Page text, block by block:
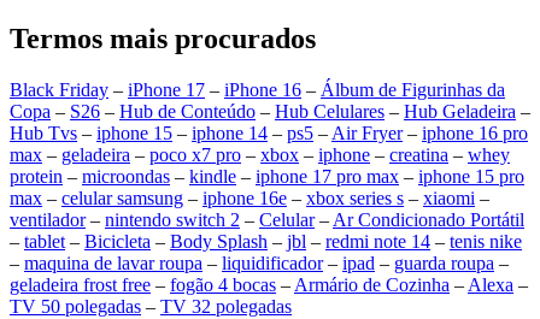
Termos mais procurados
Black Friday – iPhone 17 – iPhone 16 – Álbum de Figurinhas da
Copa – S26 – Hub de Conteúdo – Hub Celulares – Hub Geladeira –
Hub Tvs – iphone 15 – iphone 14 – ps5 – Air Fryer– iphone 16 pro
max – geladeira – poco x7 pro – xbox – iphone – creatina – whey
protein – microondas – kindle – iphone 17 pro max – iphone 15 pro
max – celular samsung – iphone 16e – xbox series s – xiaomi –
ventilador– nintendo switch 2 – Celular– Ar Condicionado Portátil
– tablet – Bicicleta – Body Splash – jbl – redmi note 14 – tenis nike
– maquina de lavar roupa – liquidificador– ipad – guarda roupa –
geladeira frost free – fogão 4 bocas – Armário de Cozinha – Alexa –
TV 50 polegadas – TV 32 polegadas